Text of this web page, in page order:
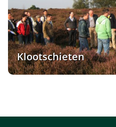
Klootschieten